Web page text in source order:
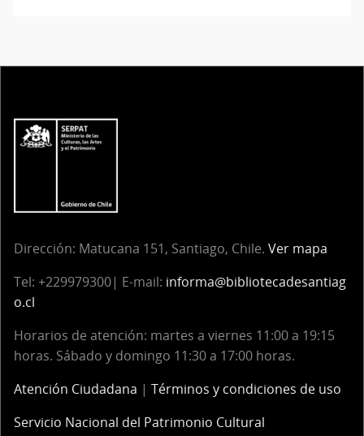
Dirección: Matucana 151, Santiago, Chile. Ver mapa
Tel: +229979300| E-mail: informa@bibliotecadesantiag
o.cl
Horarios de atención: martes a viernes 11:00 a 19:15
horas. Sábado y domingo 11:30 a 17:00 horas.
Atención Ciudadana | Términos y condiciones de uso
Servicio Nacional del Patrimonio Cultural